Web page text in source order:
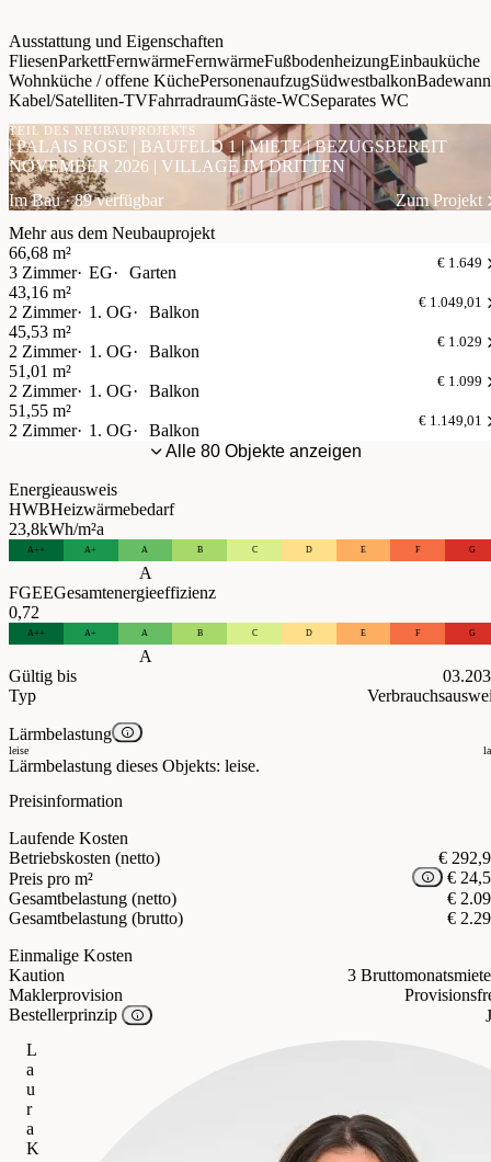
Ausstattung und Eigenschaften
FliesenParkettFernwärmeFernwärmeFußbodenheizungEinbauküche
Wohnküche / offene KüchePersonenaufzugSüdwestbalkon
Kabel/Satelliten-TVFahrradraumGäste-WCSeparates WC
TEIL DES NEUBAUPROJEKTS
| PALAIS ROSE | BAUFELD 1 | MIETE | BEZUGSBEREIT
NOVEMBER 2026 | VILLAGE IM DRITTEN
Im Bau · 89 verfügbar
Zum Projekt
Mehr aus dem Neubauprojekt
66,68 m²
3 Zimmer
EG Garten
€ 1.649
43,16 m²
2 Zimmer
1. OG Balkon
€ 1.049,01
45,53 m²
2 Zimmer
1. OG Balkon
€ 1.029
51,01 m²
2 Zimmer
1. OG Balkon
€ 1.099
51,55 m²
2 Zimmer
1. OG Balkon
€ 1.149,01
Alle 80 Objekte anzeigen
Energieausweis
HWBHeizwärmebedarf
23,8kWh/m²a
A++ A+ A B C D E F G
A
FGEEGesamtenergieeffizienz
0,72
A++ A+ A B C D E F G
A
Gültig bis
Typ
Lärmbelastung
leise
Lärmbelastung dieses Objekts: leise.
Preisinformation
Laufende Kosten
Betriebskosten (netto)
€
Preis pro m²
€
Gesamtbelastung (netto)
€
Gesamtbelastung (brutto)
€
Einmalige Kosten
Kaution
3
Maklerprovision
Bestellerprinzip
L
a
u
r
a
K